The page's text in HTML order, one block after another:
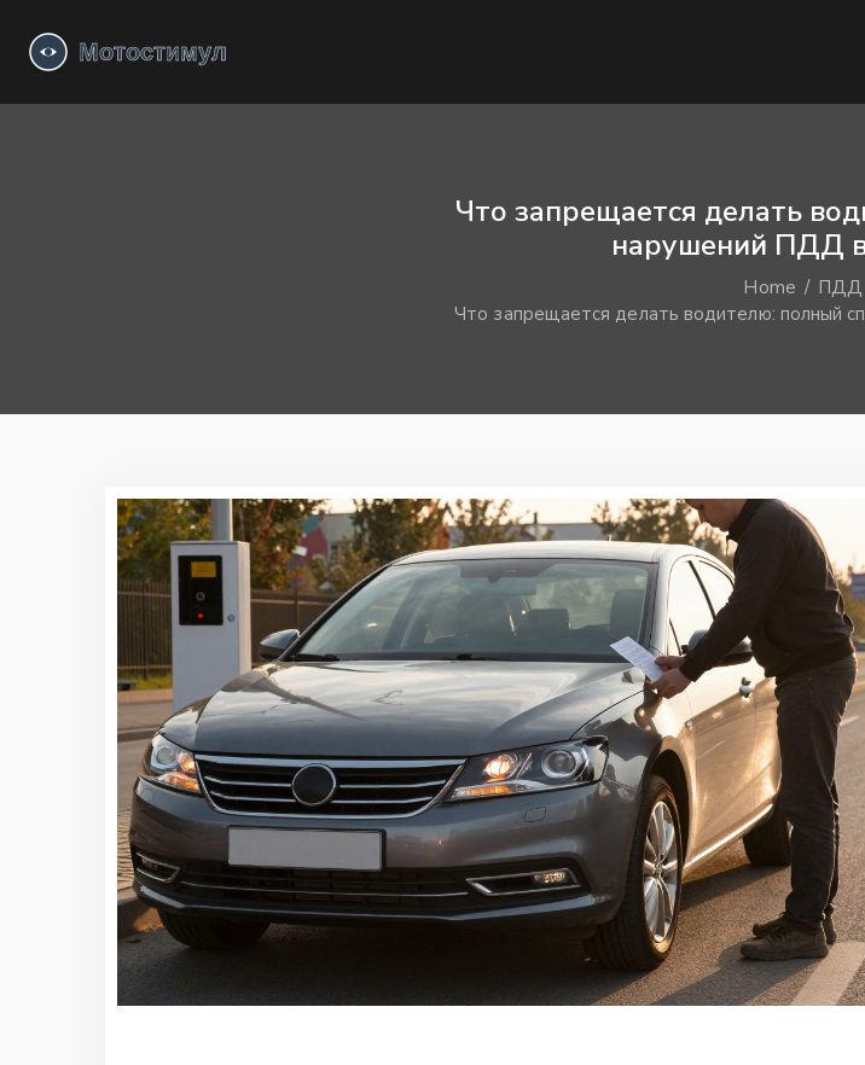
Что запрещается делать
нарушений ПДД
Home
ПДД
Что запрещается делать водителю: полный